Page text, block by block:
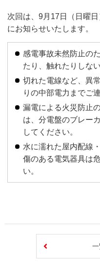
次回は、9月17日（日曜
にお知らせいたします。
感電事故未然防止の
たり、触れたりしな
切れた電線など、異
りの中部電力までご
漏電による火災防止
は、分電盤のブレー
してください。
水に濡れた屋内配線
傷のある電気器具は
い。